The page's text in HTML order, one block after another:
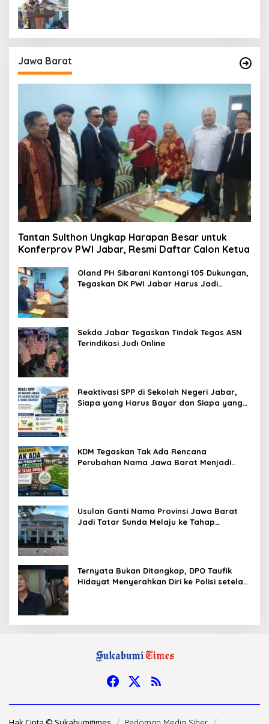
Jawa Barat
Tantan Sulthon Ungkap Harapan Besar untuk
Konferprov PWI Jabar, Resmi Daftar Calon Ketua
Oland PH Sibarani Kantongi 105 Dukungan,
Tegaskan DK PWI Jabar Harus Jadi
Sekda Jabar Tegaskan Tindak Tegas ASN
Terindikasi Judi Online
Reaktivasi SPP di Sekolah Negeri Jabar,
Siapa yang Harus Bayar dan Siapa yang
KDM Tegaskan Tak Ada Rencana
Perubahan Nama Jawa Barat Menjadi
Usulan Ganti Nama Provinsi Jawa Barat
Jadi Tatar Sunda Melaju ke Tahap
Ternyata Bukan Ditangkap, DPO Taufik
Hidayat Menyerahkan Diri ke Polisi setelah
Pedoman Media Siber